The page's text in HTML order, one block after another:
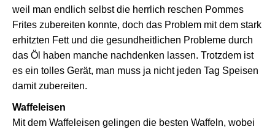
weil man endlich selbst die herrlich reschen Pommes
Frites zubereiten konnte, doch das Problem mit dem stark
erhitzten Fett und die gesundheitlichen Probleme durch
das Öl haben manche nachdenken lassen. Trotzdem ist
es ein tolles Gerät, man muss ja nicht jeden Tag Speisen
damit zubereiten.
Waffeleisen
Mit dem Waffeleisen gelingen die besten Waffeln, wobei